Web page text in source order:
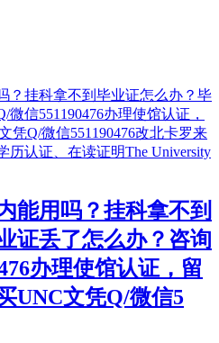
能用吗？挂科拿不到
证丢了怎么办？咨询
办理使馆认证，留
UNC文凭Q/微信5